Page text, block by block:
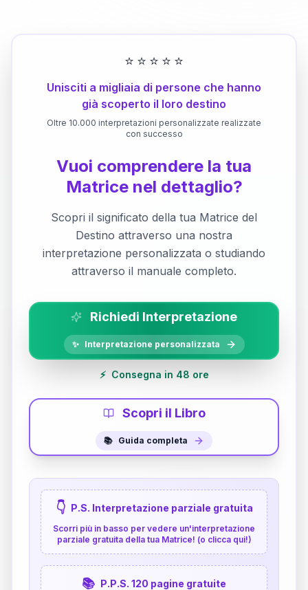
⭐ ⭐ ⭐ ⭐ ⭐
Unisciti a migliaia di persone che hanno
già scoperto il loro destino
Oltre 10.000 interpretazioni personalizzate realizzate
con successo
Vuoi comprendere la tua
Matrice nel dettaglio?
Scopri il significato della tua Matrice del
Destino attraverso una nostra
interpretazione personalizzata o studiando
attraverso il manuale completo.
Richiedi Interpretazione
✨ Interpretazione personalizzata
⚡ Consegna in 48 ore
Scopri il Libro
📚 Guida completa
👇 P.S. Interpretazione parziale gratuita
Scorri più in basso per vedere un'interpretazione
parziale gratuita della tua Matrice! (o clicca qui!)
📚 P.P.S. 120 pagine gratuite